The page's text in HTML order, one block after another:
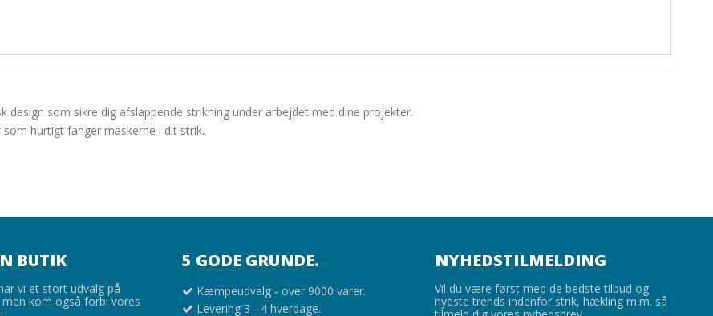
som sikre dig afslappende strikning under arbejdet med dine projekter.
hurtigt fanger maskerne i dit strik.
BUTIK
vi et stort udvalg på
kom også forbi vores
5 GODE GRUNDE.
Kæmpeudvalg - over 9000 varer.
Levering 3 - 4 hverdage.
NYHEDSTILMELDING
Vil du være først med de bedste tilbud og
nyeste trends indenfor strik, hækling m.m. så